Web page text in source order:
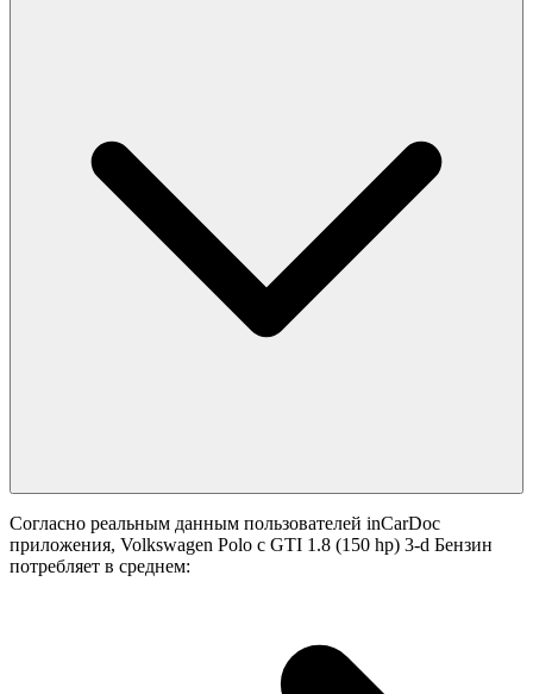
Согласно реальным данным пользователей inCarDoc
приложения, Volkswagen Polo с GTI 1.8 (150 hp) 3-d Бензин
потребляет в среднем: